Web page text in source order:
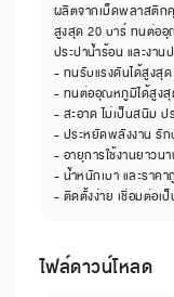
ผลิตจากเม็ดพลาสติก
สูงสุด 20 บาร์ ทนต่ออุ
ประปาน้ำร้อน และงาน
- ทนรับแรงดันได้สูงสุ
- ทนต่ออุณหภูมิได้สูงสุ
- สะอาด ไม่เป็นสนิม ป
- ประหยัดพลังงาน รัก
- อายุการใช้งานยาวน
- น้ำหนักเบา และราค
- ติดตั้งง่าย เชื่อมต่อเ
ไฟล์ดาวน์โหลด